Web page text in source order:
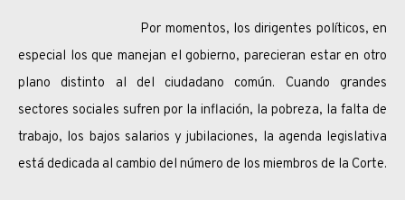
Por momentos, los dirigentes políticos, en
especial los que manejan el gobierno, parecieran estar en otro
plano distinto al del ciudadano común. Cuando grandes
sectores sociales sufren por la inflación, la pobreza, la falta de
trabajo, los bajos salarios y jubilaciones, la agenda legislativa
está dedicada al cambio del número de los miembros de la Corte.